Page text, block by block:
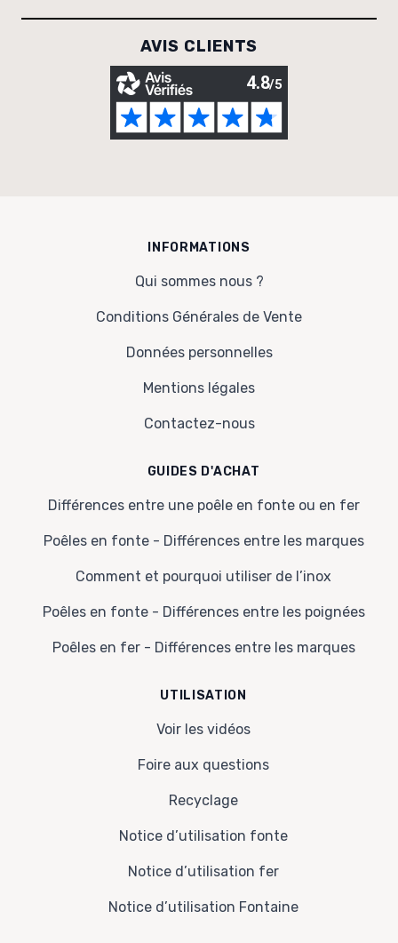
AVIS CLIENTS
INFORMATIONS
Qui sommes nous ?
Conditions Générales de Vente
Données personnelles
Mentions légales
Contactez-nous
GUIDES D'ACHAT
Différences entre une poêle en fonte ou en fer
Poêles en fonte - Différences entre les marques
Comment et pourquoi utiliser de l’inox
Poêles en fonte - Différences entre les poignées
Poêles en fer - Différences entre les marques
UTILISATION
Voir les vidéos
Foire aux questions
Recyclage
Notice d’utilisation fonte
Notice d’utilisation fer
Notice d’utilisation Fontaine